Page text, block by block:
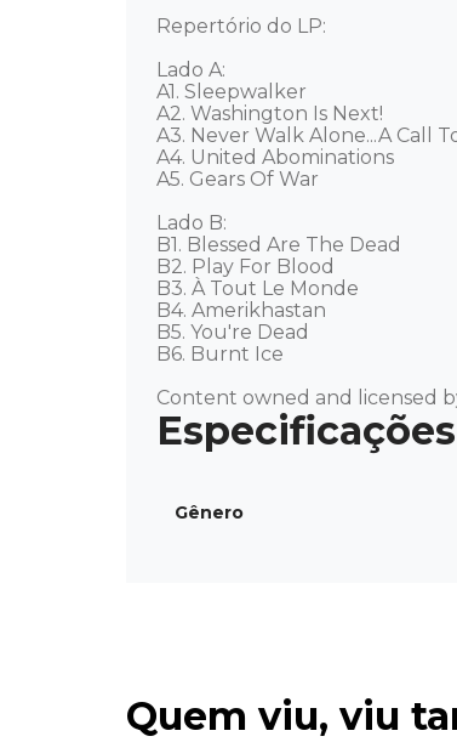
Repertório do LP:
Lado A:
A1. Sleepwalker
A2. Washington Is Next!
A3. Never Walk Alone...A Call
A4. United Abominations
A5. Gears Of War
Lado B:
B1. Blessed Are The Dead
B2. Play For Blood
B3. À Tout Le Monde
B4. Amerikhastan
B5. You're Dead
B6. Burnt Ice
Content owned and licensed
Gênero
Quem viu, viu